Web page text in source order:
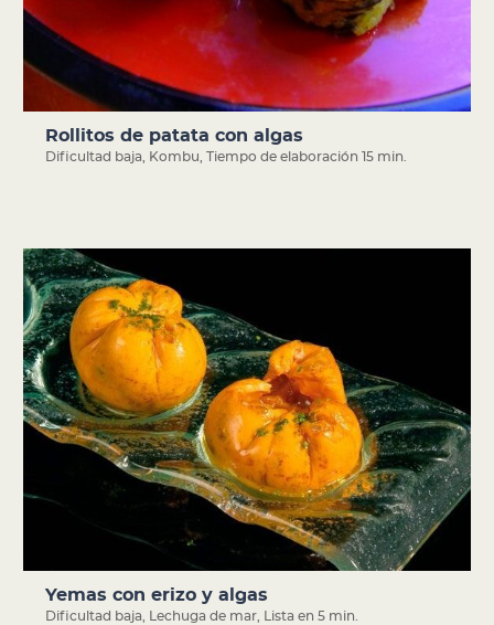
Rollitos de patata con algas
Dificultad baja, Kombu, Tiempo de elaboración 15 min.
Yemas con erizo y algas
Dificultad baja Lechuga de mar Lista en 5 min.